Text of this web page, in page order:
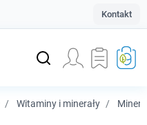
Kontakt
Witaminy i minerały